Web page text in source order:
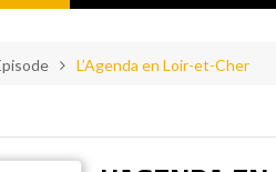
L’Agenda en Loir-et-Cher